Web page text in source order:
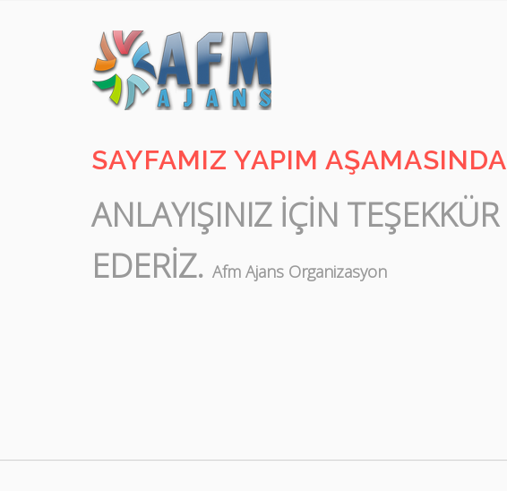
SAYFAMIZ YAPIM AŞAMASINDA
ANLAYIŞINIZ İÇİN TEŞEKKÜR
EDERİZ. Afm Ajans Organizasyon